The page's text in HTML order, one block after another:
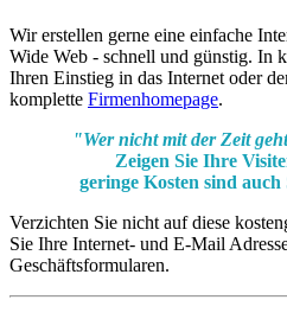
Wir erstellen gerne eine einfache
Wide Web - schnell und günstig. In
Ihren Einstieg in das Internet oder
komplette Firmenhomepage.
"Wer nicht mit der Zeit
Zeigen Sie Ihre
geringe Kosten sind
Verzichten Sie nicht auf diese
Sie Ihre Internet- und E-Mail
Geschäftsformularen.